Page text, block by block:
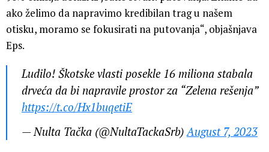
ako želimo da napravimo kredibilan trag u našem
otisku, moramo se fokusirati na putovanja“, objašnjava
Eps.
Ludilo! Škotske vlasti posekle 16 miliona stabala
drveća da bi napravile prostor za “Zelena rešenja”
https://t.co/Hx1buqetiE
— Nulta Tačka (@NultaTackaSrb) August 7, 2023